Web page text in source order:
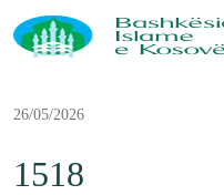
26/05/2026
1518